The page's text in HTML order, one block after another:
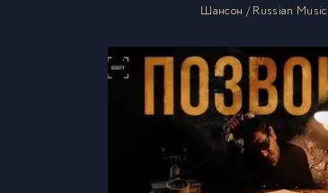
Шансон / Russian Music